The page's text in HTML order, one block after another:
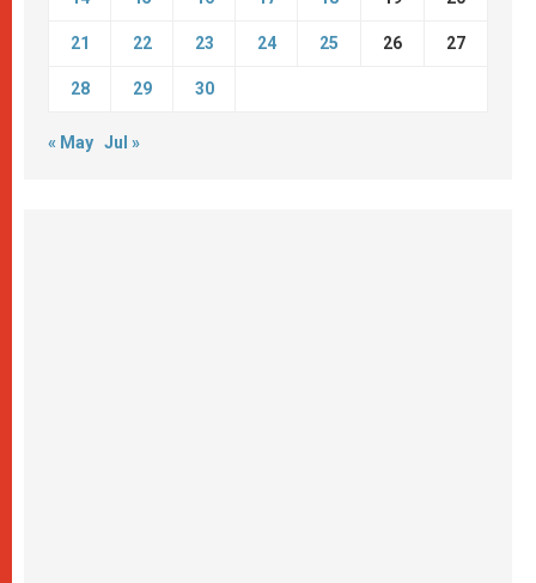
21 22 23 24 25 26 27
28 29 30
« May Jul »